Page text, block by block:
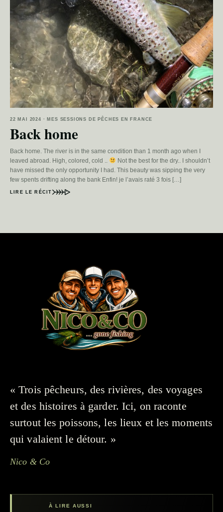
22 MAI 2024 · MES SESSIONS DE PÊCHES EN FRANCE
Back home
Back home. The river is in the same condition than 1 month ago when I
leaved abroad. High, colored, cold ..
Not the best for the dry.. I shouldn’t
have missed the only opportunity I had. This beauty was sipping the very
few spents drifting along the bank Enfin! je l’avais raté 3 fois […]
LIRE LE RÉCIT
« Trois pêcheurs, des rivières, des voyages
et des histoires à garder. Ici, on raconte
surtout les poissons, les lieux et les moments
qui valaient le détour. »
Nico & Co
À LIRE AUSSI